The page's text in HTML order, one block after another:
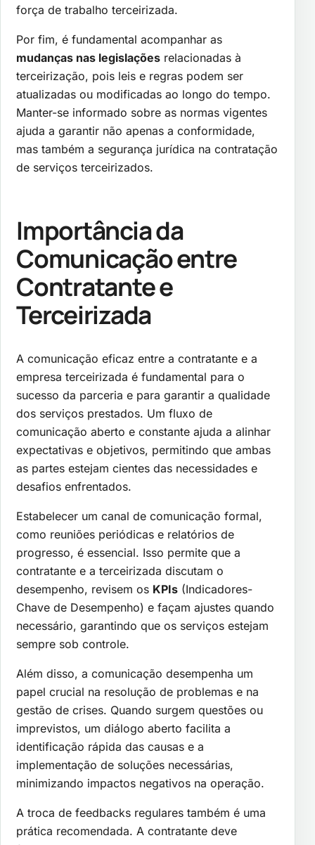
força de trabalho terceirizada.
Por fim, é fundamental acompanhar as
mudanças nas legislações relacionadas à
terceirização, pois leis e regras podem ser
atualizadas ou modificadas ao longo do tempo.
Manter-se informado sobre as normas vigentes
ajuda a garantir não apenas a conformidade,
mas também a segurança jurídica na contratação
de serviços terceirizados.
Importância da
Comunicação entre
Contratante e
Terceirizada
A comunicação eficaz entre a contratante e a
empresa terceirizada é fundamental para o
sucesso da parceria e para garantir a qualidade
dos serviços prestados. Um fluxo de
comunicação aberto e constante ajuda a alinhar
expectativas e objetivos, permitindo que ambas
as partes estejam cientes das necessidades e
desafios enfrentados.
Estabelecer um canal de comunicação formal,
como reuniões periódicas e relatórios de
progresso, é essencial. Isso permite que a
contratante e a terceirizada discutam o
desempenho, revisem os KPIs (Indicadores-
Chave de Desempenho) e façam ajustes quando
necessário, garantindo que os serviços estejam
sempre sob controle.
Além disso, a comunicação desempenha um
papel crucial na resolução de problemas e na
gestão de crises. Quando surgem questões ou
imprevistos, um diálogo aberto facilita a
identificação rápida das causas e a
implementação de soluções necessárias,
minimizando impactos negativos na operação.
A troca de feedbacks regulares também é uma
prática recomendada. A contratante deve